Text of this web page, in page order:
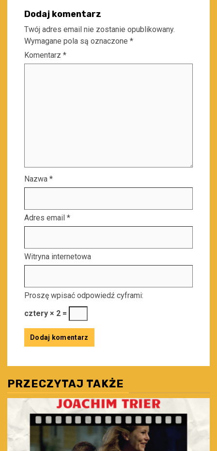
Dodaj komentarz
Twój adres email nie zostanie opublikowany.
Wymagane pola są oznaczone *
Komentarz *
Nazwa *
Adres email *
Witryna internetowa
Proszę wpisać odpowiedź cyframi:
cztery × 2 =
PRZECZYTAJ TAKŻE